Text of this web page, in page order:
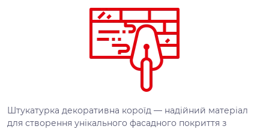
Штукатурка декоративна короїд — надійний матеріал
для створення унікального фасадного покриття з